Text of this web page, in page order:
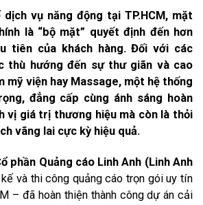
vụ năng động tại TP.HCM, mặt
là “bộ mặt” quyết định đến hơn
tiên của khách hàng. Đối với các
thù hướng đến sự thư giãn và cao
mỹ viện hay Massage, một hệ thống
đẳng cấp cùng ánh sáng hoàn
vị giá trị thương hiệu mà còn là thỏi
vãng lai cực kỳ hiệu quả.
phần Quảng cáo Linh Anh (Linh Anh
và thi công quảng cáo trọn gói uy tín
– đã hoàn thiện thành công dự án cải